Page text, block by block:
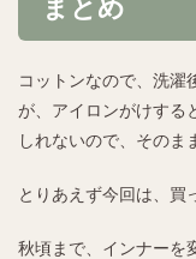
コットンなので、洗濯
が、アイロンがけする
しれないので、そのま
とりあえず今回は、
秋頃まで、インナーを